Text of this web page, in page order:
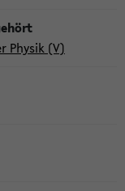
Physik (V)